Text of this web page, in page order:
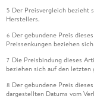
5 Der Preisvergleich bezieht
Herstellers.
6 Der gebundene Preis
Preissenkungen beziehen
7 Die Preisbindung dieses
beziehen sich auf den letzten
8 Der gebundene Preis
dargestellten Datums vom